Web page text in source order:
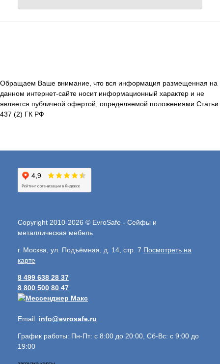
Обращаем Ваше внимание, что вся информация размещенная на
данном интернет-сайте носит информационный характер и не
является публичной офертой, определяемой положениями Статьи
437 (2) ГК РФ
Copyright 2010-2026 © EvroSafe - Сейфы и
металлическая мебель
г. Москва, ул. Подъёмная, д. 14, стр. 7 Посмотреть на
карте
8 499 638 28 37
8 800 500 80 47
Email: info@evrosafe.ru
График работы: Пн-Пт: с 8:00 до 20:00, Сб-Вс: с 9:00 до
19:00